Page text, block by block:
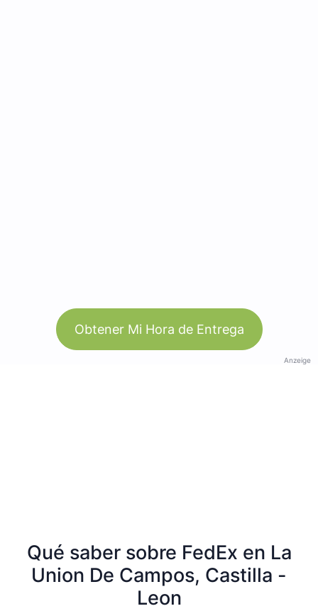
Obtener Mi Hora de Entrega
Anzeige
Qué saber sobre FedEx en La
Union De Campos, Castilla -
Leon